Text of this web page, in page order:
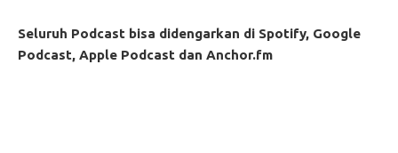
Seluruh Podcast bisa didengarkan di Spotify, Google
Podcast, Apple Podcast dan Anchor.fm